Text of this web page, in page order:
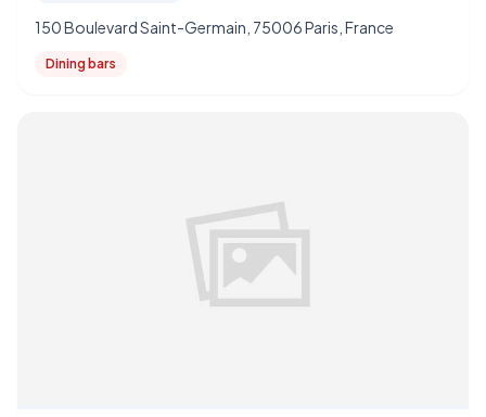
150 Boulevard Saint-Germain, 75006 Paris, France
Dining bars